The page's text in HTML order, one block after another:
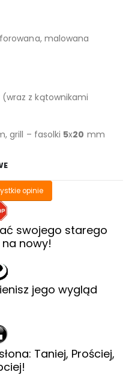
malowana
z kątownikami
grill – fasolki 5x20 mm
opinie
swojego starego
nowy!
jego wygląd
Taniej, Prościej,